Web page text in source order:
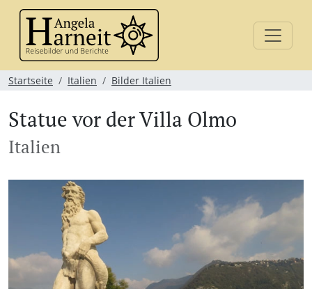
Startseite Italien Bilder Italien
Statue vor der Villa Olmo
Italien